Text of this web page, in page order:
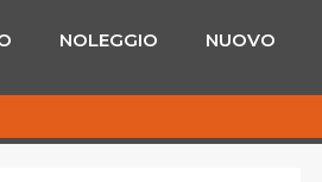
NOLEGGIO NUOVO